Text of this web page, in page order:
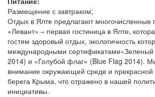
Размещение с завтраком;
Отдых в Ялте предлагают многочисленные
«Левант» – первая гостиница в Ялте,
гостям здоровый отдых, экологичность
международными
2014) и «Голубой флаг» (Blue Flag 2014).
внимание окружающей среде и
берега Крыма, что отражено в нашей
инициативы.